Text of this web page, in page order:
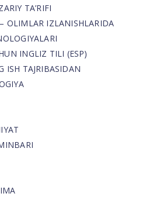
TA’RIFI
OLIMLAR IZLANISHLARIDA
INGLIZ TILI (ESP)
ISH TAJRIBASIDAN